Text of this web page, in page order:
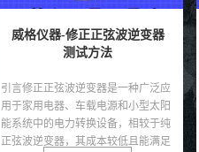
威格仪器-移动电源四线测试
方法
引言移动电源（又称充电宝）作为现
代生活中不可或缺的便携式供电设
备，广泛应用于智能手机、平板电脑
等电子设备的应急充电。随着移动电